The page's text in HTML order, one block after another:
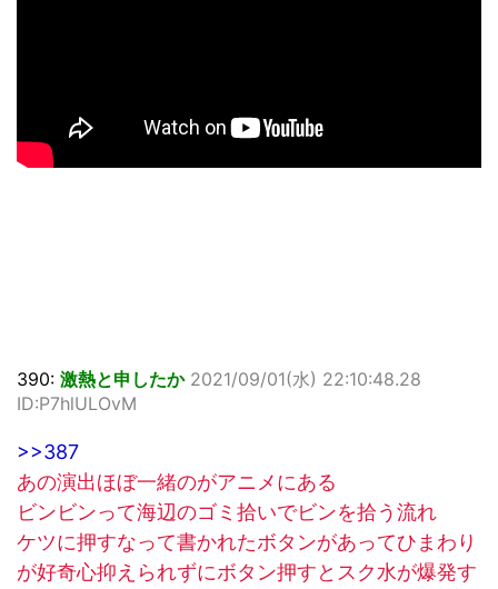
390: 激熱と申したか 2021/09/01(水) 22:10:48.28
ID:P7hlULOvM
>>387
あの演出ほぼ一緒のがアニメにある
ビンビンって海辺のゴミ拾いでビンを拾う流れ
ケツに押すなって書かれたボタンがあってひまわり
が好奇心抑えられずにボタン押すとスク水が爆発す